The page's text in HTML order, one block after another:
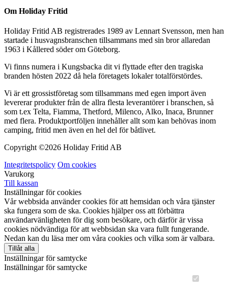
Om Holiday Fritid
Holiday Fritid AB registrerades 1989 av Lennart Svensson, men han
startade i husvagnsbranschen tillsammans med sin bror allaredan
1963 i Kållered söder om Göteborg.
Vi finns numera i Kungsbacka dit vi flyttade efter den tragiska
branden hösten 2022 då hela företagets lokaler totalförstördes.
Vi är ett grossistföretag som tillsammans med egen import även
levererar produkter från de allra flesta leverantörer i branschen, så
som t.ex Telta, Fiamma, Thetford, Milenco, Alko, Inaca, Brunner
med flera. Produktportföljen innehåller allt som kan behövas inom
camping, fritid men även en hel del för båtlivet.
Copyright ©2026 Holiday Fritid AB
Integritetspolicy Om cookies
Varukorg
Till kassan
Inställningar för cookies
Vår webbsida använder cookies för att hemsidan och våra tjänster
ska fungera som de ska. Cookies hjälper oss att förbättra
användarvänligheten för dig som besökare, och därför är vissa
cookies nödvändiga för att webbsidan ska vara fullt fungerande.
Nedan kan du läsa mer om våra cookies och vilka som är valbara.
Tillåt alla
Inställningar för samtycke
Inställningar för samtycke